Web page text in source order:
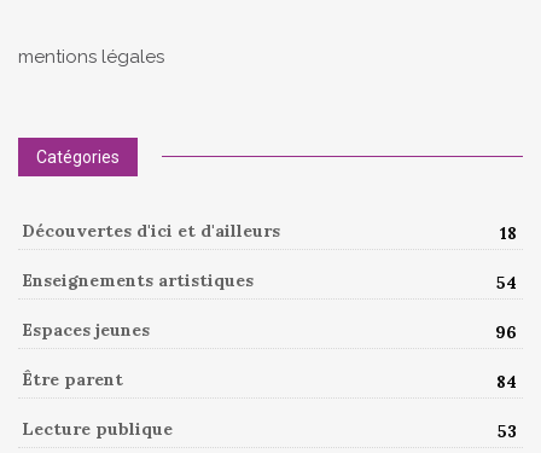
mentions légales
Catégories
Découvertes d'ici et d'ailleurs 18
Enseignements artistiques 54
Espaces jeunes 96
Être parent 84
Lecture publique 53